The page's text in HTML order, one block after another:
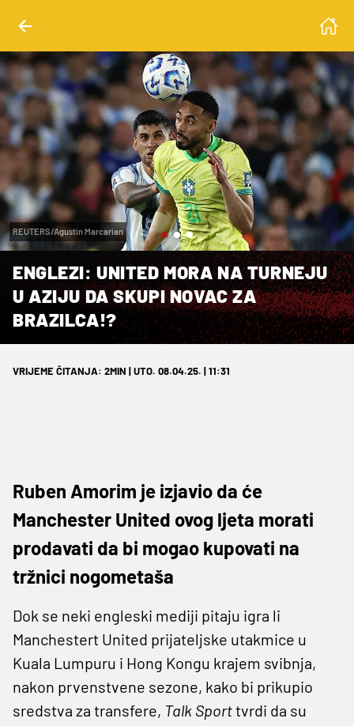
REUTERS/Agustin Marcarian
ENGLEZI: UNITED MORA NA TURNEJU
U AZIJU DA SKUPI NOVAC ZA
BRAZILCA!?
VRIJEME ČITANJA: 2MIN | UTO. 08.04.25. | 11:31
Ruben Amorim je izjavio da će
Manchester United ovog ljeta morati
prodavati da bi mogao kupovati na
tržnici nogometaša
Dok se neki engleski mediji pitaju igra li
Manchestert United prijateljske utakmice u
Kuala Lumpuru i Hong Kongu krajem svibnja,
nakon prvenstvene sezone, kako bi prikupio
sredstva za transfere, Talk Sporttvrdi da su